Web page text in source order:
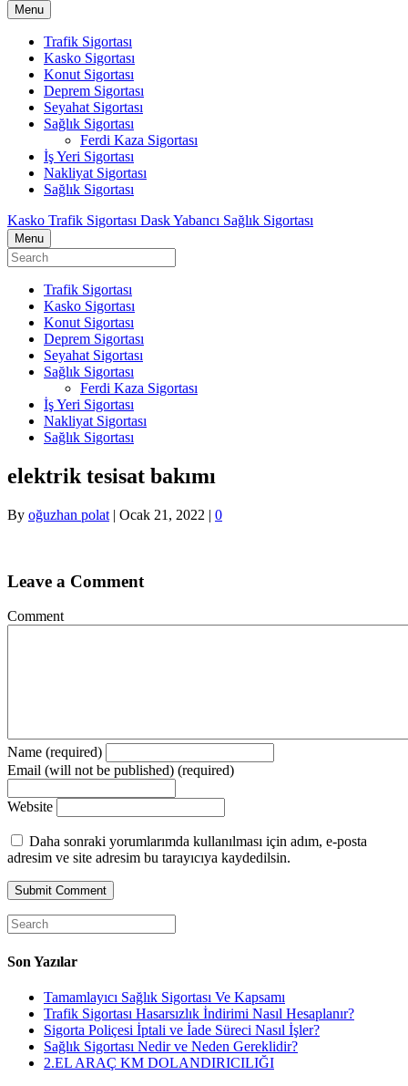
Menu
Trafik Sigortası
Kasko Sigortası
Konut Sigortası
Deprem Sigortası
Seyahat Sigortası
Sağlık Sigortası
Ferdi Kaza Sigortası
İş Yeri Sigortası
Nakliyat Sigortası
Sağlık Sigortası
Kasko Trafik Sigortası Dask Yabancı Sağlık Sigortası
Menu
Trafik Sigortası
Kasko Sigortası
Konut Sigortası
Deprem Sigortası
Seyahat Sigortası
Sağlık Sigortası
Ferdi Kaza Sigortası
İş Yeri Sigortası
Nakliyat Sigortası
Sağlık Sigortası
elektrik tesisat bakımı
By oğuzhan polat | Ocak 21, 2022 | 0
Leave a Comment
Comment
Name (required)
Email (will not be published) (required)
Website
Daha sonraki yorumlarımda kullanılması için adım, e-posta
adresim ve site adresim bu tarayıcıya kaydedilsin.
Son Yazılar
Tamamlayıcı Sağlık Sigortası Ve Kapsamı
Trafik Sigortası Hasarsızlık İndirimi Nasıl Hesaplanır?
Sigorta Poliçesi İptali ve İade Süreci Nasıl İşler?
Sağlık Sigortası Nedir ve Neden Gereklidir?
2.EL ARAÇ KM DOLANDIRICILIĞI